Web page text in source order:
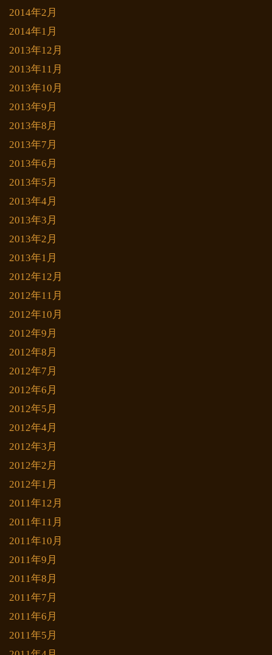
2014年2月
2014年1月
2013年12月
2013年11月
2013年10月
2013年9月
2013年8月
2013年7月
2013年6月
2013年5月
2013年4月
2013年3月
2013年2月
2013年1月
2012年12月
2012年11月
2012年10月
2012年9月
2012年8月
2012年7月
2012年6月
2012年5月
2012年4月
2012年3月
2012年2月
2012年1月
2011年12月
2011年11月
2011年10月
2011年9月
2011年8月
2011年7月
2011年6月
2011年5月